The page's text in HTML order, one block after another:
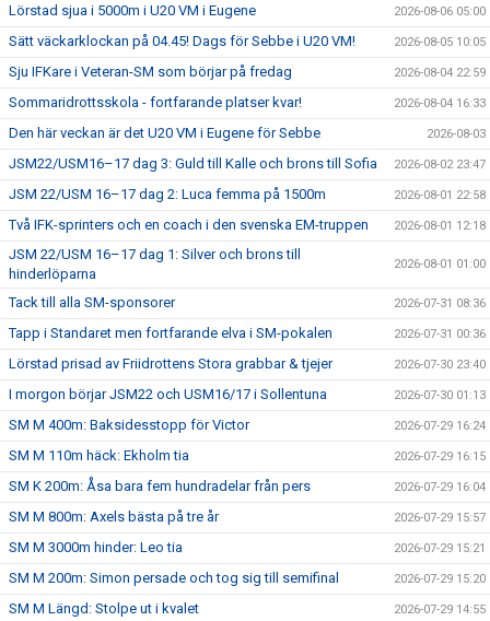
Lörstad sjua i 5000m i U20 VM i Eugene 2026-08-06 05:00
Sätt väckarklockan på 04.45! Dags för Sebbe i U20 VM! 2026-08-05 10:05
Sju IFKare i Veteran-SM som börjar på fredag 2026-08-04 22:59
Sommaridrottsskola - fortfarande platser kvar! 2026-08-04 16:33
Den här veckan är det U20 VM i Eugene för Sebbe 2026-08-03
JSM22/USM16–17 dag 3: Guld till Kalle och brons till Sofia 2026-08-02 23:47
JSM 22/USM 16–17 dag 2: Luca femma på 1500m 2026-08-01 22:58
Två IFK-sprinters och en coach i den svenska EM-truppen 2026-08-01 12:18
JSM 22/USM 16–17 dag 1: Silver och brons till
hinderlöparna
2026-08-01 01:00
Tack till alla SM-sponsorer 2026-07-31 08:36
Tapp i Standaret men fortfarande elva i SM-pokalen 2026-07-31 00:36
Lörstad prisad av Friidrottens Stora grabbar & tjejer 2026-07-30 23:40
I morgon börjar JSM22 och USM16/17 i Sollentuna 2026-07-30 01:13
SM M 400m: Baksidesstopp för Victor 2026-07-29 16:24
SM M 110m häck: Ekholm tia 2026-07-29 16:15
SM K 200m: Åsa bara fem hundradelar från pers 2026-07-29 16:04
SM M 800m: Axels bästa på tre år 2026-07-29 15:57
SM M 3000m hinder: Leo tia 2026-07-29 15:21
SM M 200m: Simon persade och tog sig till semifinal 2026-07-29 15:20
SM M Längd: Stolpe ut i kvalet 2026-07-29 14:55